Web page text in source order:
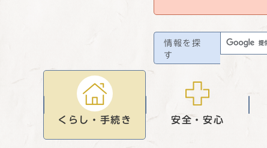
情報を探
す
くらし・手続き 安全・安心